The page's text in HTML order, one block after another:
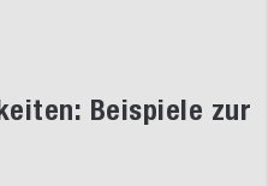
Beispiele zur